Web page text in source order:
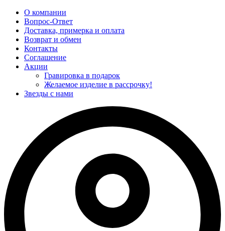
О компании
Вопрос-Ответ
Доставка, примерка и оплата
Возврат и обмен
Контакты
Соглашение
Акции
Гравировка в подарок
Желаемое изделие в рассрочку!
Звезды с нами